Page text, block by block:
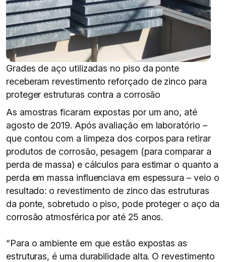
Grades de aço utilizadas no piso da ponte
receberam revestimento reforçado de zinco para
proteger estruturas contra a corrosão
As amostras ficaram expostas por um ano, até
agosto de 2019. Após avaliação em laboratório –
que contou com a limpeza dos corpos para retirar
produtos de corrosão, pesagem (para comparar a
perda de massa) e cálculos para estimar o quanto a
perda em massa influenciava em espessura – veio o
resultado: o revestimento de zinco das estruturas
da ponte, sobretudo o piso, pode proteger o aço da
corrosão atmosférica por até 25 anos.
“Para o ambiente em que estão expostas as
estruturas, é uma durabilidade alta. O revestimento